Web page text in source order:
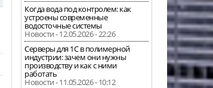
Когда вода под контролем: как
устроены современные
водосточные системы
Новости - 12.05.2026 - 22:26
Серверы для 1С в полимерной
индустрии: зачем они нужны
производству и как с ними
работать
Новости - 11.05.2026 - 10:12